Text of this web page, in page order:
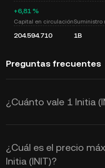
+6,81 %
Capital en circulación
204.594.710
Suministro
1B
Preguntas frecuentes
¿Cuánto vale 1 Initia
KuCoin
precios de USD
Initia (INIT). El
¿Cuál es el precio
Initia (INIT)?